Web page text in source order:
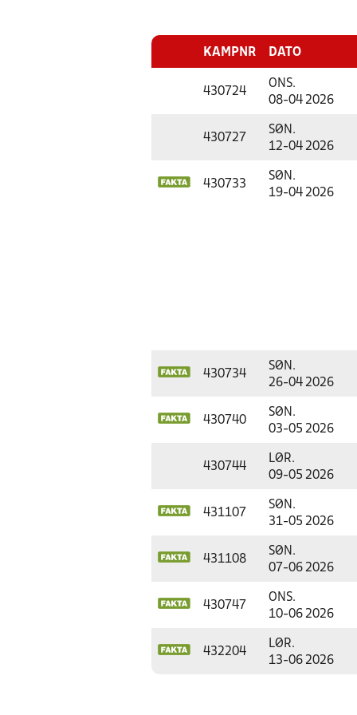
KAMPNR DATO
430724
ONS.
08-04 2026
430727
SØN.
12-04 2026
430733
SØN.
19-04 2026
430734
SØN.
26-04 2026
430740
SØN.
03-05 2026
430744
LØR.
09-05 2026
431107
SØN.
31-05 2026
431108
SØN.
07-06 2026
430747
ONS.
10-06 2026
432204
LØR.
13-06 2026